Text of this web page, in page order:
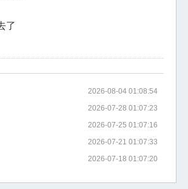
了
2026-08-04 01:08:54
2026-07-28 01:07:23
2026-07-25 01:07:16
2026-07-21 01:07:33
2026-07-18 01:07:20